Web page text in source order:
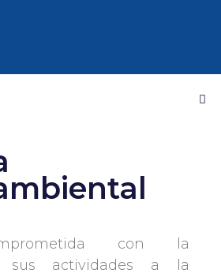
con la
sus actividades a la